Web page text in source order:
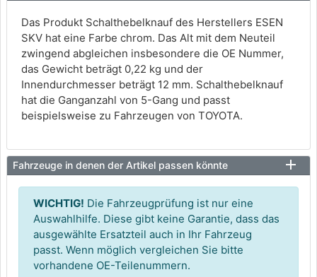
Das Produkt Schalthebelknauf des Herstellers ESEN
SKV hat eine Farbe chrom. Das Alt mit dem Neuteil
zwingend abgleichen insbesondere die OE Nummer,
das Gewicht beträgt 0,22 kg und der
Innendurchmesser beträgt 12 mm. Schalthebelknauf
hat die Ganganzahl von 5-Gang und passt
beispielsweise zu Fahrzeugen von TOYOTA.
Fahrzeuge in denen der Artikel passen könnte
WICHTIG! Die Fahrzeugprüfung ist nur eine
Auswahlhilfe. Diese gibt keine Garantie, dass das
ausgewählte Ersatzteil auch in Ihr Fahrzeug
passt. Wenn möglich vergleichen Sie bitte
vorhandene OE-Teilenummern.